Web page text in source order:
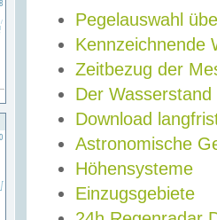
Pegelauswahl
Kennzeichnende
Zeitbezug der
Der Wasserstand
Download
Astronomische
Höhensysteme
Einzugsgebiete